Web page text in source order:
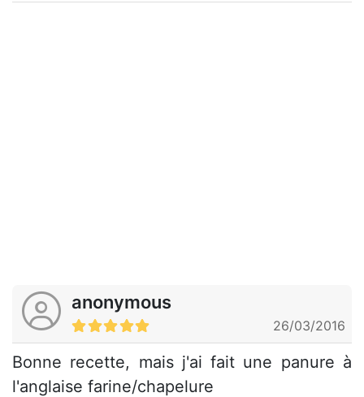
anonymous
26/03/2016
Bonne recette, mais j'ai fait une panure à
l'anglaise farine/chapelure